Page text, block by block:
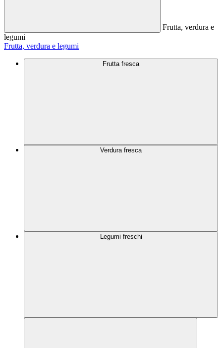
Frutta, verdura e
legumi
Frutta, verdura e legumi
Frutta fresca
Verdura fresca
Legumi freschi